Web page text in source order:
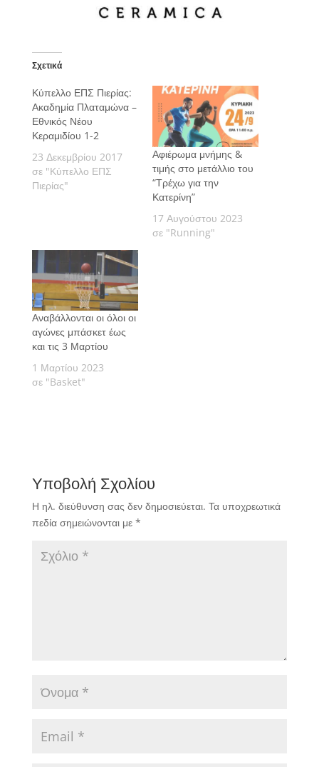
Σχετικά
Κύπελλο ΕΠΣ Πιερίας:
Ακαδημία Πλαταμώνα –
Εθνικός Νέου
Κεραμιδίου 1-2
23 Δεκεμβρίου 2017
σε "Κύπελλο ΕΠΣ
Πιερίας"
Αφιέρωμα μνήμης &
τιμής στο μετάλλιο του
“Τρέχω για την
Κατερίνη”
17 Αυγούστου 2023
σε "Running"
Αναβάλλονται οι όλοι οι
αγώνες μπάσκετ έως
και τις 3 Μαρτίου
1 Μαρτίου 2023
σε "Basket"
Υποβολή Σχολίου
Η ηλ. διεύθυνση σας δεν δημοσιεύεται. Τα υποχρεωτικά
πεδία σημειώνονται με *